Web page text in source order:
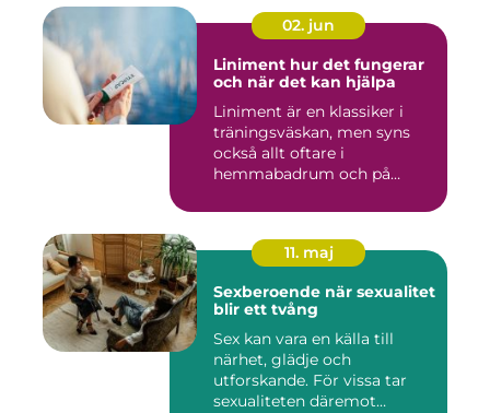
02. jun
Liniment hur det fungerar
och när det kan hjälpa
Liniment är en klassiker i
träningsväskan, men syns
också allt oftare i
hemmabadrum och på
11. maj
Sexberoende när sexualitet
blir ett tvång
Sex kan vara en källa till
närhet, glädje och
utforskande. För vissa tar
sexualiteten däremot